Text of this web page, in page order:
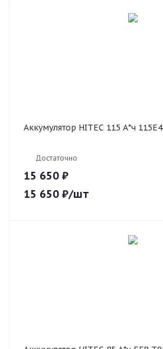
Аккумулятор HITEC 115 А*ч
Достаточно
15 650 ₽
15 650 ₽/шт